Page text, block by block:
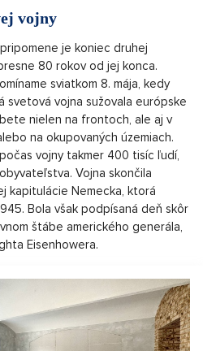
vojny
je koniec druhej
80 rokov od jej konca.
sviatkom 8. mája, kedy
svetová vojna sužovala európske
nielen na frontoch, ale aj v
na okupovaných územiach.
vojny takmer 400 tisíc ľudí,
Vojna skončila
kapitulácie Nemecka, ktorá
Bola však podpísaná deň skôr
štábe amerického generála,
Eisenhowera.